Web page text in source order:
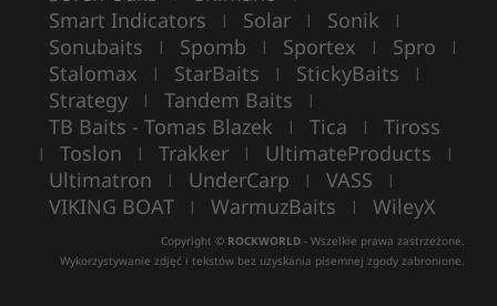
Smart Indicators | Solar | Sonik |
Sonubaits | Spomb | Sportex | Spro |
Stalomax | StarBaits | StickyBaits |
Strategy | Tandem Baits |
TB Baits - Tomas Blazek | Tica | Tiross
| Toslon | Trakker | UltimateProducts |
Ultimatron | UnderCarp | VASS |
VIKING BOAT | WarmuzBaits | WileyX
Copyright © ROCKWORLD - Wszelkie prawa zastrzeżone.
Wykorzystywanie zdjęć i tekstów bez uzyskania pisemnej zgody zabronione.